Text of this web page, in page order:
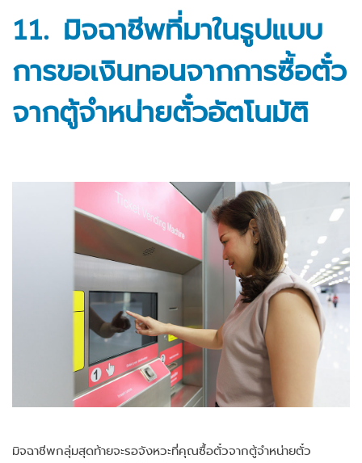
11. มิจฉาชีพที่มาในรูปแบบ
การขอเงินทอนจากการซื้อตั๋ว
จากตู้จำหน่ายตั๋วอัตโนมัติ
มิจฉาชีพกลุ่มสุดท้ายจะรอจังหวะที่คุณซื้อตั๋วจากตู้จำหน่ายตั๋ว